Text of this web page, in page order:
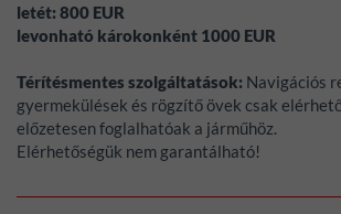
letét:800 EUR
levonható károkonként 1000 EUR
Térítésmentes szolgáltatások: Navigációs
gyermekülések és rögzítő övek csak
előzetesen foglalhatóak a járműhöz.
Elérhetőségük nem garantálható!